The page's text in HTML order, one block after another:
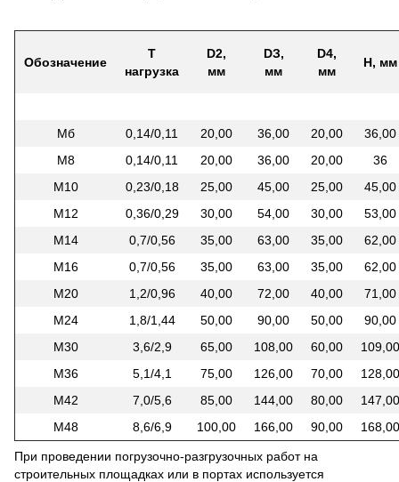
Обозначение
Т
нагрузка
D2,
мм
DЗ,
мм
D4,
мм
Н, мм
Мб 0,14/0,11 20,00 36,00 20,00
36,00
М8
0,14/0,11 20,00 36,00 20,00
36
М10
0,23/0,18 25,00 45,00 25,00
45,00
М12
0,36/0,29 30,00 54,00 30,00
53,00
М14
0,7/0,56 35,00 63,00 35,00
62,00
М16
0,7/0,56 35,00 63,00 35,00
62,00
М20
1,2/0,96 40,00 72,00 40,00
71,00
М24
1,8/1,44 50,00 90,00 50,00
90,00
М30
3,6/2,9 65,00 108,00 60,00
109,00
М36
5,1/4,1 75,00 126,00 70,00
128,00
М42
7,0/5,6 85,00 144,00 80,00
147,00
М48
8,6/6,9 100,00 166,00 90,00 168,00
При проведении погрузочно-разгрузочных работ на
строительных площадках или в портах используется